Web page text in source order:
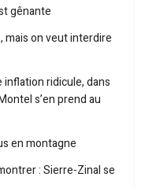
gênante
mais on veut interdire
inflation ridicule, dans
s’en prend au
en montagne
: Sierre-Zinal se